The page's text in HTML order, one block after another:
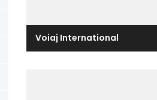
Voiaj International